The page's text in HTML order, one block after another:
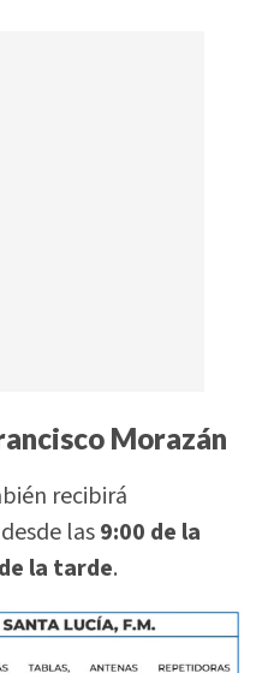
Morazán
recibirá
las9:00 de la
la tarde.